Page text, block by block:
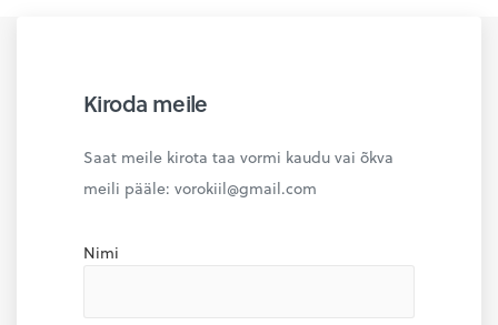
Kiroda meile
Saat meile kirota taa vormi kaudu vai õkva
meili pääle: vorokiil@gmail.com
Nimi